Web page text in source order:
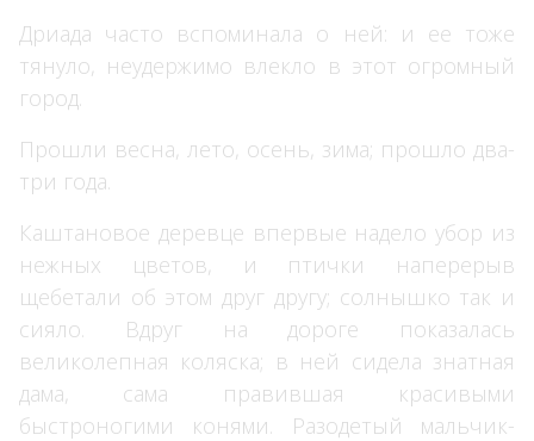
Дриада часто вспоминала о ней: и ее тоже
тянуло, неудержимо влекло в этот огромный
город.
Прошли весна, лето, осень, зима; прошло два-
три года.
Каштановое деревце впервые надело убор из
нежных цветов, и птички наперерыв
щебетали об этом друг другу; солнышко так и
сияло. Вдруг на дороге показалась
великолепная коляска; в ней сидела знатная
дама, сама правившая красивыми
быстроногими конями. Разодетый мальчик-